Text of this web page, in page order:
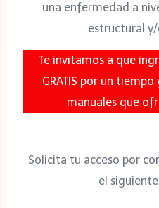
una enfermedad a
estructural
Te invitamos a que
GRATIS por un
manuales que
Solicita tu acceso por
el